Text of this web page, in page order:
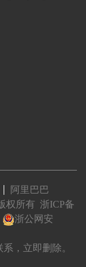
阿里巴巴
权所有 浙ICP备
浙公网安
，立即删除。